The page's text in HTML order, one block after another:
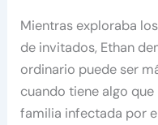
Mientras exploraba
de invitados, Ethan
ordinario puede ser
cuando tiene algo que
familia infectada por